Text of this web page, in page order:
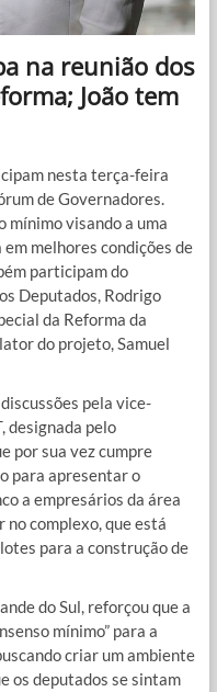
na reunião dos
João tem
nesta terça-feira
de Governadores.
mínimo visando a uma
melhores condições de
participam do
Deputados, Rodrigo
da Reforma da
do projeto, Samuel
pela vice-
designada pelo
por sua vez cumpre
para apresentar o
a empresários da área
complexo, que está
para a construção de
do Sul, reforçou que a
mínimo” para a
criar um ambiente
os deputados se sintam